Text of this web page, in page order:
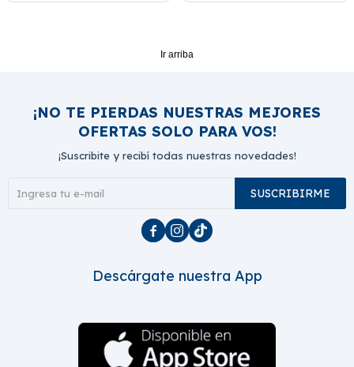
Ir arriba
¡NO TE PIERDAS NUESTRAS MEJORES
OFERTAS SOLO PARA VOS!
¡Suscribite y recibí todas nuestras novedades!
SUSCRIBIRME
  
Descárgate nuestra App